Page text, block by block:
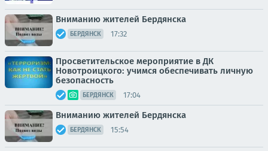
Вниманию жителей Бердянска
БЕРДЯНСК 17:32
Просветительское мероприятие в ДК
Новотроицкого: учимся обеспечивать личную
безопасность
БЕРДЯНСК 17:04
Вниманию жителей Бердянска
БЕРДЯНСК 15:54